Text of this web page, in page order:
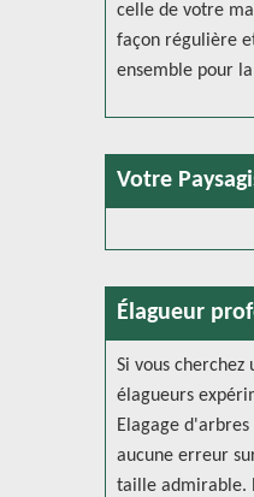
celle de votre
façon régulière
ensemble pour
Votre
Élagueur
Si vous
élagueurs
Elagage
aucune erreur
taille admirable.